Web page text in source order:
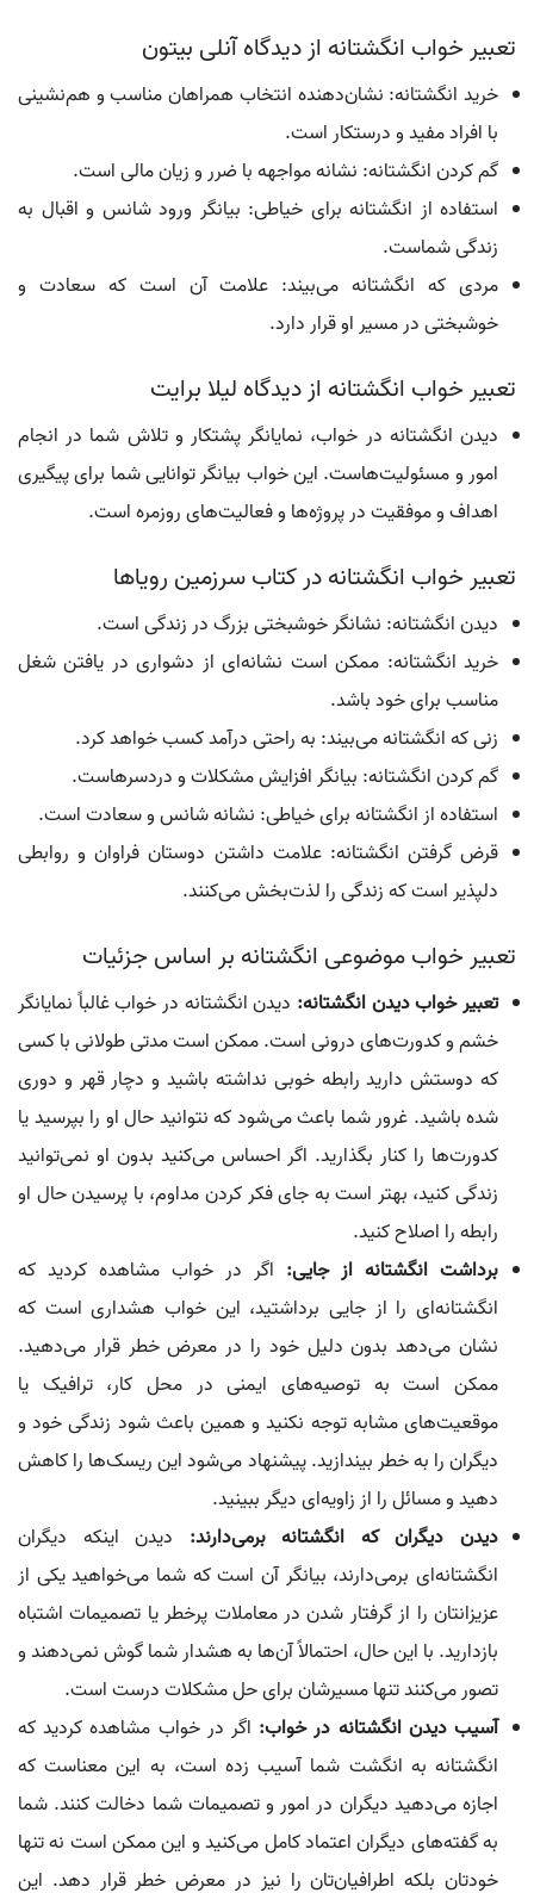
تعبیر خواب انگشتانه از دیدگاه آنلی بیتون
خرید انگشتانه: نشان‌دهنده انتخاب همراهان مناسب و هم‌نشینی
با افراد مفید و درستکار است.
گم کردن انگشتانه: نشانه مواجهه با ضرر و زیان مالی است.
استفاده از انگشتانه برای خیاطی: بیانگر ورود شانس و اقبال به
زندگی شماست.
مردی که انگشتانه می‌بیند: علامت آن است که سعادت و
خوشبختی در مسیر او قرار دارد.
تعبیر خواب انگشتانه از دیدگاه لیلا برایت
دیدن انگشتانه در خواب، نمایانگر پشتکار و تلاش شما در انجام
امور و مسئولیت‌هاست. این خواب بیانگر توانایی شما برای پیگیری
اهداف و موفقیت در پروژه‌ها و فعالیت‌های روزمره است.
تعبیر خواب انگشتانه در کتاب سرزمین رویاها
دیدن انگشتانه: نشانگر خوشبختی بزرگ در زندگی است.
خرید انگشتانه: ممکن است نشانه‌ای از دشواری در یافتن شغل
مناسب برای خود باشد.
زنی که انگشتانه می‌بیند: به راحتی درآمد کسب خواهد کرد.
گم کردن انگشتانه: بیانگر افزایش مشکلات و دردسرهاست.
استفاده از انگشتانه برای خیاطی: نشانه شانس و سعادت است.
قرض گرفتن انگشتانه: علامت داشتن دوستان فراوان و روابطی
دلپذیر است که زندگی را لذت‌بخش می‌کنند.
تعبیر خواب موضوعی انگشتانه بر اساس جزئیات
تعبیر خواب دیدن انگشتانه: دیدن انگشتانه در خواب غالباً نمایانگر
خشم و کدورت‌های درونی است. ممکن است مدتی طولانی با کسی
که دوستش دارید رابطه خوبی نداشته باشید و دچار قهر و دوری
شده باشید. غرور شما باعث می‌شود که نتوانید حال او را بپرسید یا
کدورت‌ها را کنار بگذارید. اگر احساس می‌کنید بدون او نمی‌توانید
زندگی کنید، بهتر است به جای فکر کردن مداوم، با پرسیدن حال او
رابطه را اصلاح کنید.
برداشت انگشتانه از جایی: اگر در خواب مشاهده کردید که
انگشتانه‌ای را از جایی برداشتید، این خواب هشداری است که
نشان می‌دهد بدون دلیل خود را در معرض خطر قرار می‌دهید.
ممکن است به توصیه‌های ایمنی در محل کار، ترافیک یا
موقعیت‌های مشابه توجه نکنید و همین باعث شود زندگی خود و
دیگران را به خطر بیندازید. پیشنهاد می‌شود این ریسک‌ها را کاهش
دهید و مسائل را از زاویه‌ای دیگر ببینید.
دیدن دیگران که انگشتانه برمی‌دارند: دیدن اینکه دیگران
انگشتانه‌ای برمی‌دارند، بیانگر آن است که شما می‌خواهید یکی از
عزیزانتان را از گرفتار شدن در معاملات پرخطر یا تصمیمات اشتباه
بازدارید. با این حال، احتمالاً آن‌ها به هشدار شما گوش نمی‌دهند و
تصور می‌کنند تنها مسیرشان برای حل مشکلات درست است.
آسیب دیدن انگشتانه در خواب: اگر در خواب مشاهده کردید که
انگشتانه به انگشت شما آسیب زده است، به این معناست که
اجازه می‌دهید دیگران در امور و تصمیمات شما دخالت کنند. شما
به گفته‌های دیگران اعتماد کامل می‌کنید و این ممکن است نه تنها
خودتان بلکه اطرافیان‌تان را نیز در معرض خطر قرار دهد. این